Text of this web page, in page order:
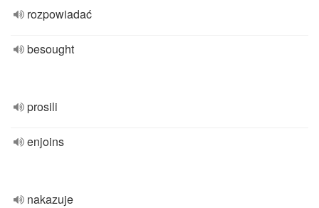
rozpowiadać
besought
prosili
enjoins
nakazuje